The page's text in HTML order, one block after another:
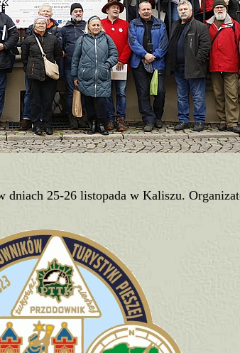
25-26 listopada w Kaliszu.